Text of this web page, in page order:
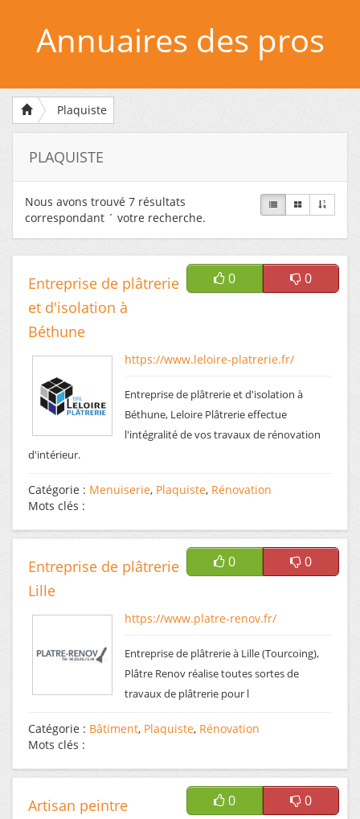
Annuaires des pros
Plaquiste
PLAQUISTE
Nous avons trouvé 7 résultats
correspondant ´ votre recherche.
0 0
Entreprise de plâtrerie
et d'isolation à
Béthune
https://www.leloire-platrerie.fr/
Entreprise de plâtrerie et d'isolation à
Béthune, Leloire Plâtrerie effectue
l'intégralité de vos travaux de rénovation
d'intérieur.
Catégorie : Menuiserie, Plaquiste, Rénovation
Mots clés :
0 0
Entreprise de plâtrerie
Lille
https://www.platre-renov.fr/
Entreprise de plâtrerie à Lille (Tourcoing),
Plâtre Renov réalise toutes sortes de
travaux de plâtrerie pour l
Catégorie : Bâtiment, Plaquiste, Rénovation
Mots clés :
0 0
Artisan peintre